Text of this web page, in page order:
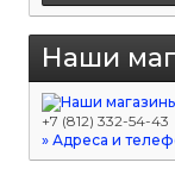
Наши
+7 (812) 332-54-43
» Адреса и